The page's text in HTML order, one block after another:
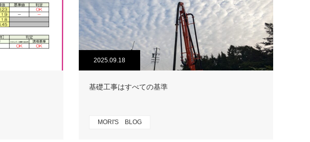
2025.09.18
基礎工事はすべての基準
MORI'S BLOG